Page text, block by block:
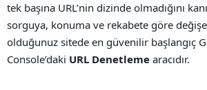
tek başına URL’nin dizinde olmadığını
sorguya, konuma ve rekabete göre
olduğunuz sitede en güvenilir başlangıç
Console’daki URL Denetleme aracıdır.